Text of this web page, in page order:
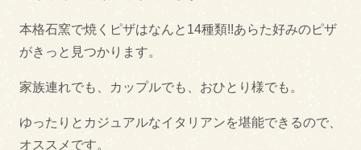
本格石窯で焼くピザはなんと14種類!!あらた好みのピザ
がきっと見つかります。
家族連れでも、カップルでも、おひとり様でも。
ゆったりとカジュアルなイタリアンを堪能できるので、
オススメです。
洋食 その他
焼肉・ステーキ
ご当地グルメ